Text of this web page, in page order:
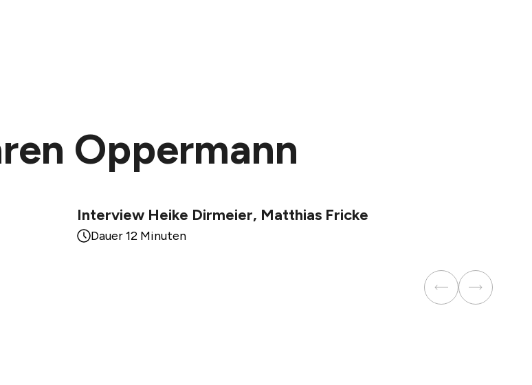
Oppermann
Interview Heike Dirmeier, Matthias Fricke
Dauer 12 Minuten